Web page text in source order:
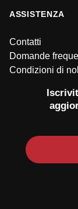
ASSISTENZA
Contatti
Domande
Condizioni di